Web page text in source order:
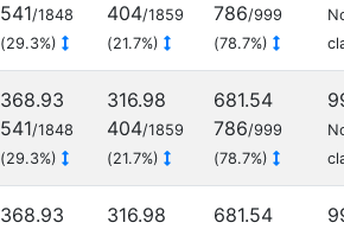
541/1848
(29.3%)
404/1859
(21.7%)
786/999
(78.7%)
368.93
541/1848
(29.3%)
316.98
404/1859
(21.7%)
681.54
786/999
(78.7%)
368.93
316.98
681.54